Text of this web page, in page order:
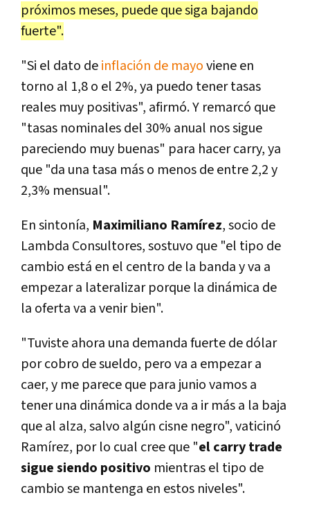
próximos meses, puede que siga bajando
fuerte".
"Si el dato deinflación de mayoviene en
torno al 1,8 o el 2%, ya puedo tener tasas
reales muy positivas", afirmó. Y remarcó que
"tasas nominales del 30% anual nos sigue
pareciendo muy buenas" para hacer carry, ya
que "da una tasa más o menos de entre 2,2 y
2,3% mensual".
En sintonía, Maximiliano Ramírez, socio de
Lambda Consultores, sostuvo que "el tipo de
cambio está en el centro de la banda y va a
empezar a lateralizar porque la dinámica de
la oferta va a venir bien".
"Tuviste ahora una demanda fuerte de dólar
por cobro de sueldo, pero va a empezar a
caer, y me parece que para junio vamos a
tener una dinámica donde va a ir más a la baja
que al alza, salvo algún cisne negro", vaticinó
Ramírez, por lo cual cree que "el carry trade
sigue siendo positivo mientras el tipo de
cambio se mantenga en estos niveles".